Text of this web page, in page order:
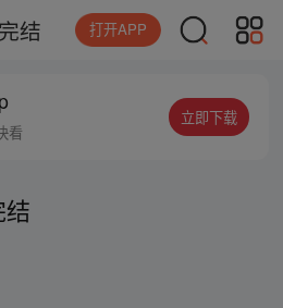
结 打开APP
看
立即下载